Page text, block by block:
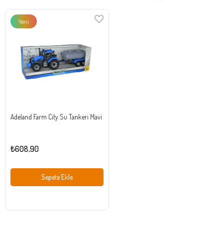
Adeland Farm City Su Tankeri Mavi
₺608,90
Sepete Ekle
Yeni